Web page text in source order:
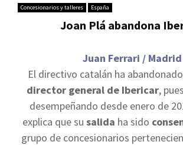
Concesionarios y talleres España
Joan Plá abandona
Juan Ferrari / Madrid
El directivo catalán ha
director general de Ibericar,
desempeñando desde enero de
explica que su salida ha sido
grupo de concesionarios